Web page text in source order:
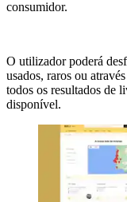
consumidor.
O utilizador poderá
usados, raros ou
todos os resultados de
disponível.